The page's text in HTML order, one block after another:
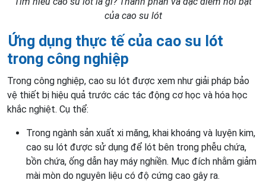
của cao su lót
Ứng dụng thực tế của cao su lót
trong công nghiệp
Trong công nghiệp, cao su lót được xem như giải pháp bảo
vệ thiết bị hiệu quả trước các tác động cơ học và hóa học
khắc nghiệt. Cụ thể:
Trong ngành sản xuất xi măng, khai khoáng và luyện kim,
cao su lót được sử dụng để lót bên trong phễu chứa,
bồn chứa, ống dẫn hay máy nghiền. Mục đích nhằm giảm
mài mòn do nguyên liệu có độ cứng cao gây ra.